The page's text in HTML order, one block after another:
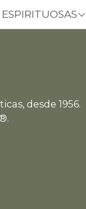
ESPIRITUOSAS
desde 1956.